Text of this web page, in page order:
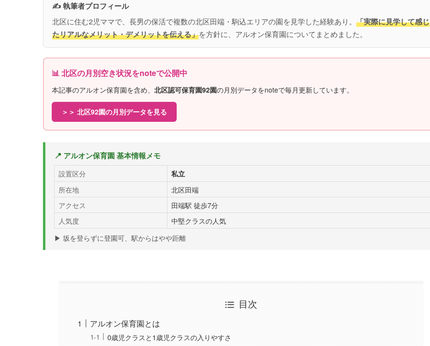
✍️ 執筆者プロフィール
北区に住む2児ママで、長男の保活で複数の北区田端・駒込エリアの園を見学した経験あり。 「実際に見学して感じ
たリアルなメリット・デメリットを伝える」を方針に、アルオン保育園についてまとめました。
📊 北区の月別空き状況をnoteで公開中
本記事のアルオン保育園を含め、 北区認可保育園92園の月別データをnoteで毎月更新しています。
＞＞ 北区92園の月別データを見る
📍 アルオン保育園 基本情報メモ
設置区分 私立
所在地
北区田端
アクセス
田端駅 徒歩7分
人気度
中堅クラスの人気
▶ 坂を登らずに登園可、駅からはやや距離
目次
アルオン保育園とは
0歳児クラスと1歳児クラスの入りやすさ